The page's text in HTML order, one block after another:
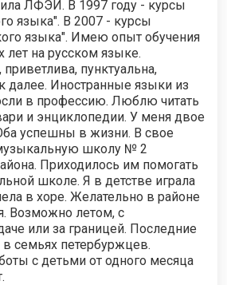
ЛФЭИ. В 1997 году - курсы
языка". В 2007 - курсы
языка". Имею опыт обучения
лет на русском языке.
пунктуальна,
далее. Иностранные языки из
в профессию. Люблю читать
и энциклопедии. У меня двое
успешны в жизни. В свое
школу № 2
Приходилось им помогать
школе. Я в детстве играла
в хоре. Желательно в районе
Возможно летом, с
или за границей. Последние
семьях петербуржцев.
с детьми от одного месяца